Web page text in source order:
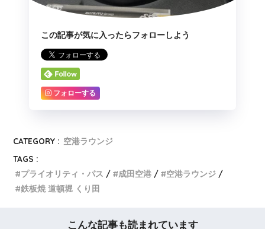
この記事が気に入ったらフォローしよう
フォローする
CATEGORY : 空港ラウンジ
TAGS :
プライオリティ・パス
成田空港
空港ラウンジ
鉄板焼 道頓堀 くり田
こんな記事も読まれています